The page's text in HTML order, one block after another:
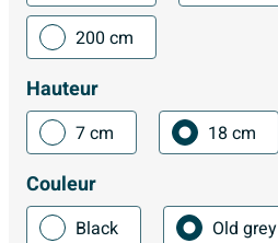
200 cm
Hauteur
7 cm 18 cm
Couleur
Black Old